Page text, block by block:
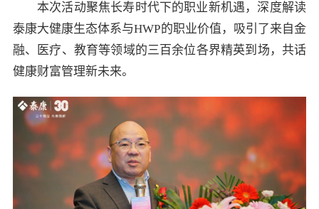
本次活动聚焦长寿时代下的职业新机遇，深度解读
泰康大健康生态体系与HWP的职业价值，吸引了来自金
融、医疗、教育等领域的三百余位各界精英到场，共话
健康财富管理新未来。